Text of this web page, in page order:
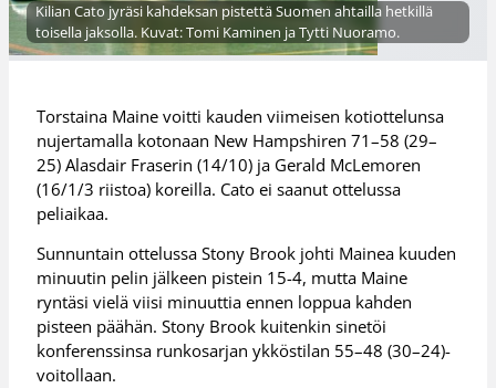
Kilian Cato jyräsi kahdeksan pistettä Suomen ahtailla hetkillä
toisella jaksolla. Kuvat: Tomi Kaminen ja Tytti Nuoramo.
Torstaina Maine voitti kauden viimeisen kotiottelunsa
nujertamalla kotonaan New Hampshiren 71–58 (29–
25) Alasdair Fraserin (14/10) ja Gerald McLemoren
(16/1/3 riistoa) koreilla. Cato ei saanut ottelussa
peliaikaa.
Sunnuntain ottelussa Stony Brook johti Mainea kuuden
minuutin pelin jälkeen pistein 15-4, mutta Maine
ryntäsi vielä viisi minuuttia ennen loppua kahden
pisteen päähän. Stony Brook kuitenkin sinetöi
konferenssinsa runkosarjan ykköstilan 55–48 (30–24)-
voitollaan.